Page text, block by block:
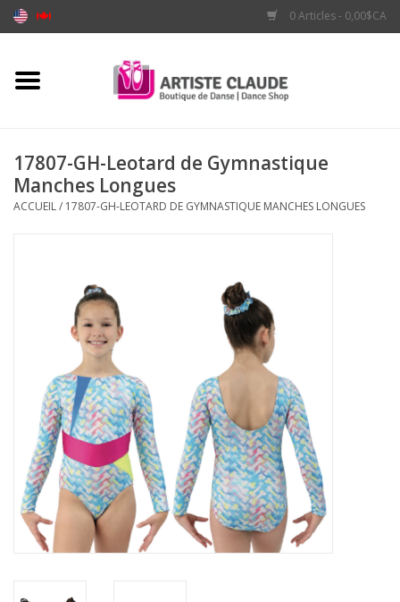
0 Articles - 0,00$CA
Accueil
Vêtements
17807-GH-Leotard de Gymnastique
Manches Longues
ACCUEIL/ 17807-GH-LEOTARD DE GYMNASTIQUE MANCHES LONGUES